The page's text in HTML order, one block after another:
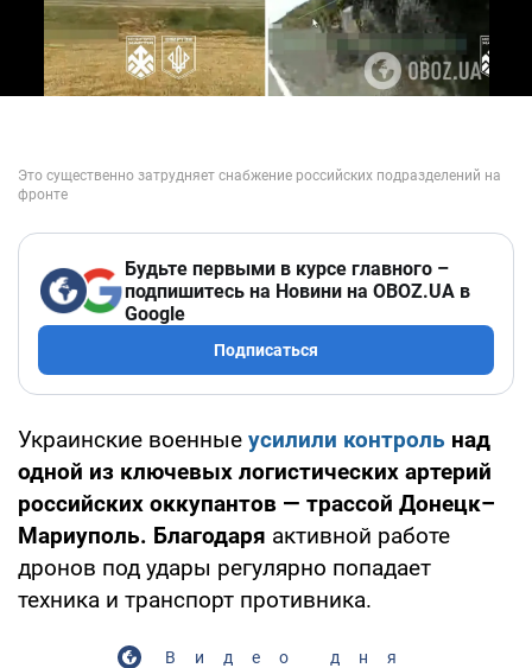
Будьте первыми в курсе главного –
подпишитесь на Новини на OBOZ.UA в
Google
Подписаться
Украинские военные усилили контроль над
одной из ключевых логистических артерий
российских оккупантов — трассой Донецк–
Мариуполь. Благодаря активной работе
дронов под удары регулярно попадает
техника и транспорт противника.
Видео дня